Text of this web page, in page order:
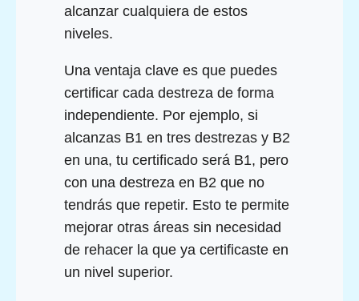
alcanzar cualquiera de estos
niveles.
Una ventaja clave es que puedes
certificar cada destreza de forma
independiente. Por ejemplo, si
alcanzas B1 en tres destrezas y B2
en una, tu certificado será B1, pero
con una destreza en B2 que no
tendrás que repetir. Esto te permite
mejorar otras áreas sin necesidad
de rehacer la que ya certificaste en
un nivel superior.